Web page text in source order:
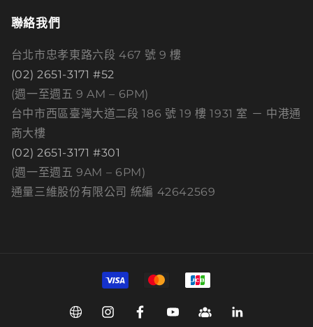
聯絡我們
台北市忠孝東路六段 467 號 9 樓
(02) 2651-3171 #52
(週一至週五 9 AM – 6PM)
台中市西區臺灣大道二段 186 號 19 樓 1931 室 － 中港通
商大樓
(02) 2651-3171 #301
(週一至週五 9AM – 6PM)
通量三維股份有限公司 統編 42642569
Web InstagramFacebookYouTubeGroup Linkedin